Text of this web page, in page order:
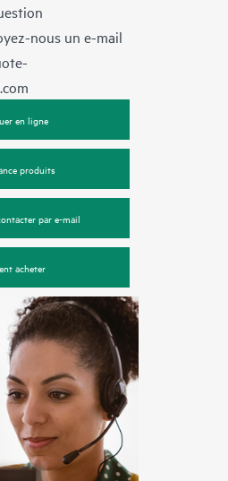
nous un e-mail
en ligne
produits
par e-mail
acheter